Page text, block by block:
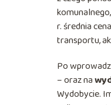
r. średnia
transportu,
Po
– oraz na
Wydobycie.